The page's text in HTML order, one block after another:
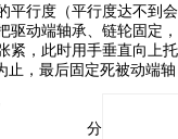
平行度（平行度达不到会
驱动端轴承、链轮固定，
紧，此时用手垂直向上托
止，最后固定死被动端轴
分享与关注：